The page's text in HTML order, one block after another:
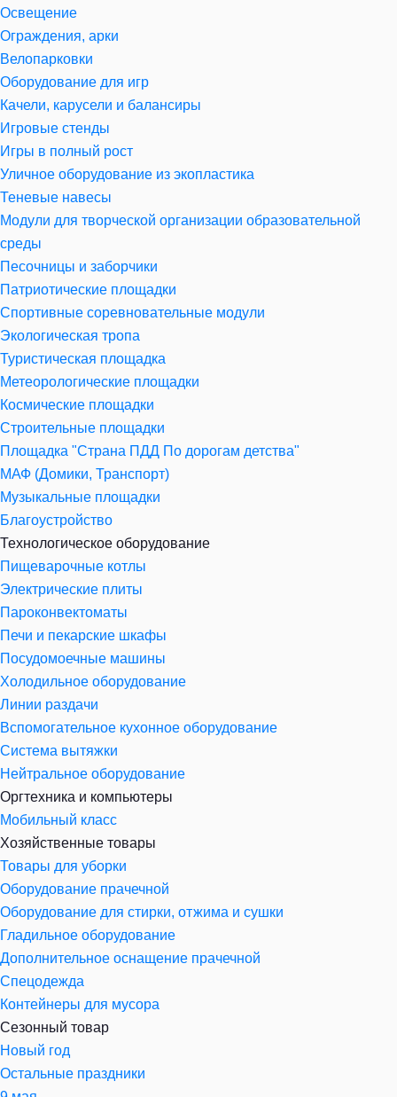
Освещение
Ограждения, арки
Велопарковки
Оборудование для игр
Качели, карусели и балансиры
Игровые стенды
Игры в полный рост
Уличное оборудование из экопластика
Теневые навесы
Модули для творческой организации образовательной
среды
Песочницы и заборчики
Патриотические площадки
Спортивные соревновательные модули
Экологическая тропа
Туристическая площадка
Метеорологические площадки
Космические площадки
Строительные площадки
Площадка "Страна ПДД По дорогам детства"
МАФ (Домики, Транспорт)
Музыкальные площадки
Благоустройство
Технологическое оборудование
Пищеварочные котлы
Электрические плиты
Пароконвектоматы
Печи и пекарские шкафы
Посудомоечные машины
Холодильное оборудование
Линии раздачи
Вспомогательное кухонное оборудование
Система вытяжки
Нейтральное оборудование
Оргтехника и компьютеры
Мобильный класс
Хозяйственные товары
Товары для уборки
Оборудование прачечной
Оборудование для стирки, отжима и сушки
Гладильное оборудование
Дополнительное оснащение прачечной
Спецодежда
Контейнеры для мусора
Сезонный товар
Новый год
Остальные праздники